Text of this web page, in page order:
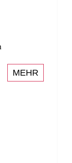
MEHR